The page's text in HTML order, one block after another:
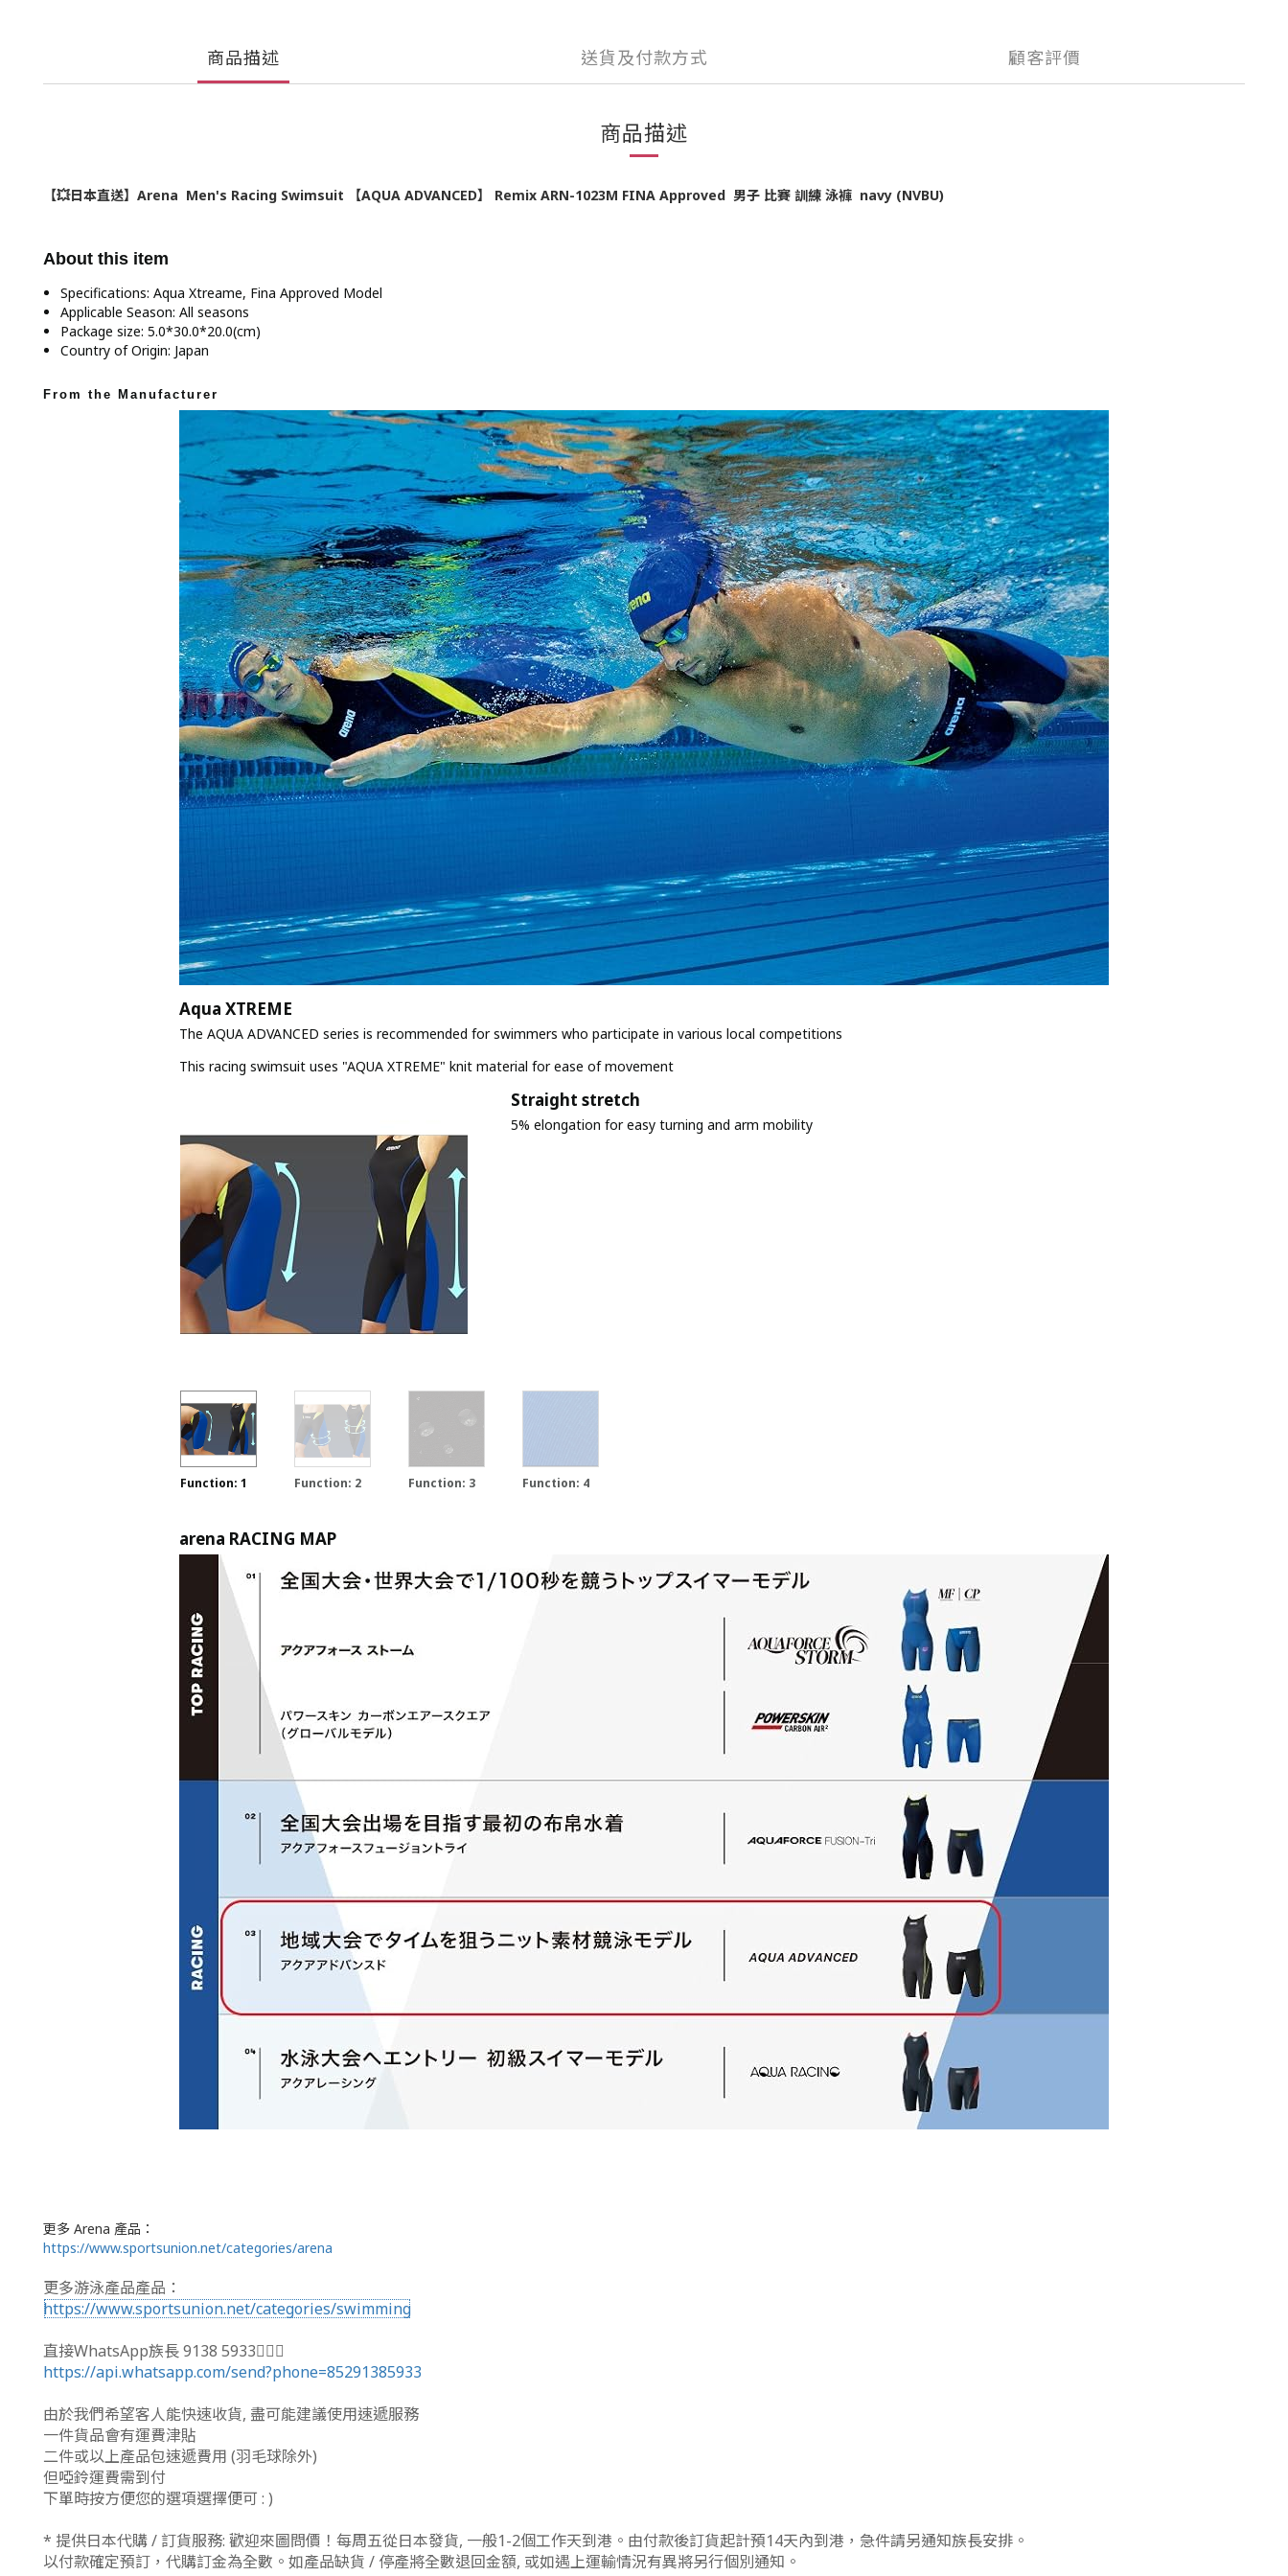
商品描述 送貨及付款方式 顧客評價
商品描述
【💥日本直送】Arena Men's Racing Swimsuit 【AQUA ADVANCED】 Remix ARN-1023M FINA Approved 男子 比賽 訓練 泳褲 navy (NVBU)
About this item
Specifications: Aqua Xtreame, Fina Approved Model
Applicable Season: All seasons
Package size: 5.0*30.0*20.0(cm)
Country of Origin: Japan
From the Manufacturer
Aqua XTREME
The AQUA ADVANCED series is recommended for swimmers who participate in various local competitions
This racing swimsuit uses "AQUA XTREME" knit material for ease of movement
Straight stretch
5% elongation for easy turning and arm mobility
Function: 1 Function: 2 Function: 3 Function: 4
arena RACING MAP
更多 Arena 產品：
https://www.sportsunion.net/categories/arena
更多游泳產品產品：
https://www.sportsunion.net/categories/swimming
直接WhatsApp族長 9138 5933🙆🏻‍♂
https://api.whatsapp.com/send?phone=85291385933
由於我們希望客人能快速收貨, 盡可能建議使用速遞服務
一件貨品會有運費津貼
二件或以上產品包速遞費用 (羽毛球除外)
但啞鈴運費需到付
下單時按方便您的選項選擇便可 : )
* 提供日本代購 / 訂貨服務: 歡迎來圖問價！每周五從日本發貨, 一般1-2個工作天到港。由付款後訂貨起計預14天內到港，急件請另通知族長安排。
以付款確定預訂，代購訂金為全數。如產品缺貨 / 停產將全數退回金額, 或如遇上運輸情況有異將另行個別通知。